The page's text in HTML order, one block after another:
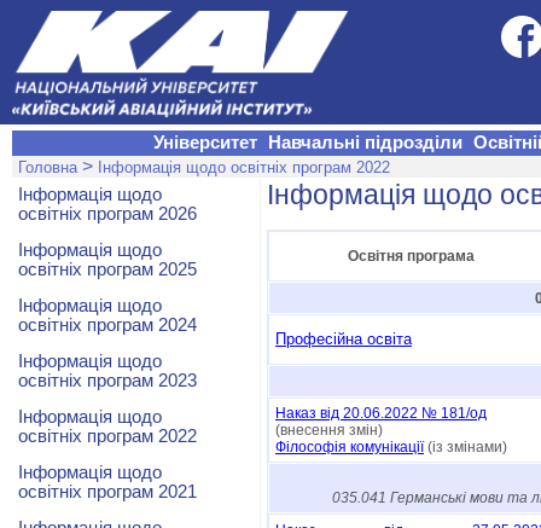
Університет Навчальні підрозділи
Головна > Інформація щодо освітніх програм 2022
Інформація щодо
Освітня програма
Професійна освіта
Наказ від 20.06.2022 № 181/од
(внесення змін)
Філософія комунікації(із змінами)
035.041 Германські мови та
Інформація щодо
освітніх програм 2026
Інформація щодо
освітніх програм 2025
Інформація щодо
освітніх програм 2024
Інформація щодо
освітніх програм 2023
Інформація щодо
освітніх програм 2022
Інформація щодо
освітніх програм 2021